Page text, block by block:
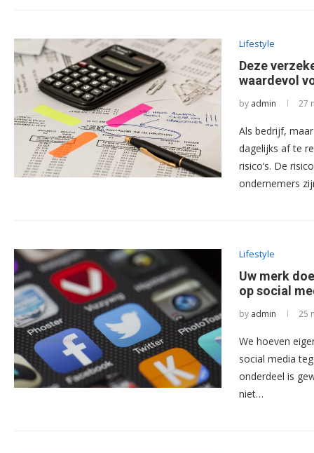
Lifestyle
Deze
waardevol
by admin 27
Als bedrijf,
dagelijks af te
risico’s. De
ondernemers
Lifestyle
Uw merk
op social
by admin 25
We hoeven
social media
onderdeel is
niet…